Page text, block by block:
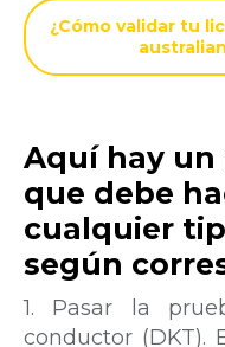
¿Cómo validar tu
Aquí hay un
que debe
cualquier
según
1. Pasar la
conductor (DKT).